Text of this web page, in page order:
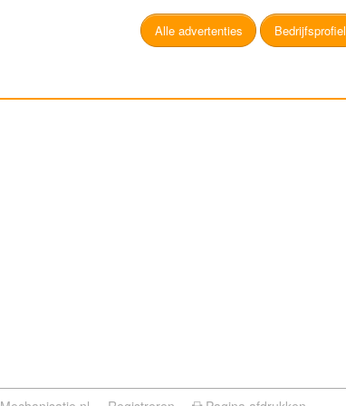
Alle advertenties Bedrijfsprofiel